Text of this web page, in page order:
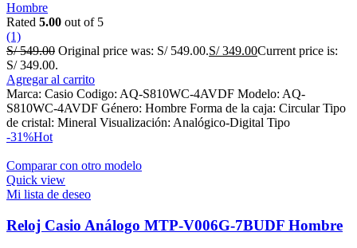
Hombre
Rated 5.00 out of 5
(1)
S/549.00 Original price was: S/ 549.00.S/349.00Current price is:
S/ 349.00.
Agregar al carrito
Marca: Casio Codigo: AQ-S810WC-4AVDF Modelo: AQ-
S810WC-4AVDF Género: Hombre Forma de la caja: Circular Tipo
de cristal: Mineral Visualización: Analógico-Digital Tipo
-31%Hot
Comparar con otro modelo
Quick view
Mi lista de deseo
Reloj Casio Análogo MTP-V006G-7BUDF Hombre